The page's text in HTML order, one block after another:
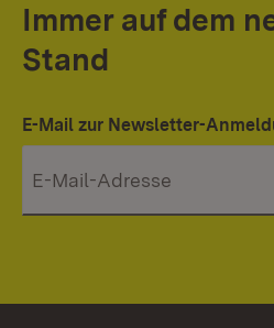
Immer auf dem
Stand
E-Mail zur Newsletter-